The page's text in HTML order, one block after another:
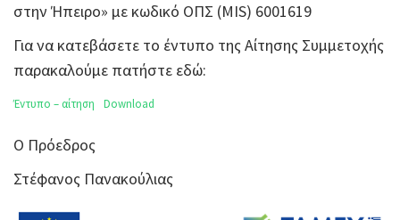
στην Ήπειρο» με κωδικό ΟΠΣ (MIS) 6001619
Για να κατεβάσετε το έντυπο της Αίτησης Συμμετοχής
παρακαλούμε πατήστε εδώ:
Έντυπο – αίτηση Download
Ο Πρόεδρος
Στέφανος Πανακούλιας